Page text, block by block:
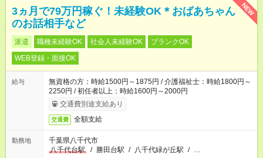
NEW
3ヵ月で79万円稼ぐ！未経験OK＊おばあちゃん
のお話相手など
派遣 職種未経験OK 社会人未経験OK
ブランクOK
WEB登録・面接OK
給与
無資格の方：時給1500円～1875円 / 介護福祉士：時給1800円～
2250円 / 初任者以上：時給1600円～2000円
交通費別途支給あり
交通費 全額支給
勤務地
千葉県八千代市
八千代台駅
/ 勝田台駅 / 八千代緑が丘駅 / …